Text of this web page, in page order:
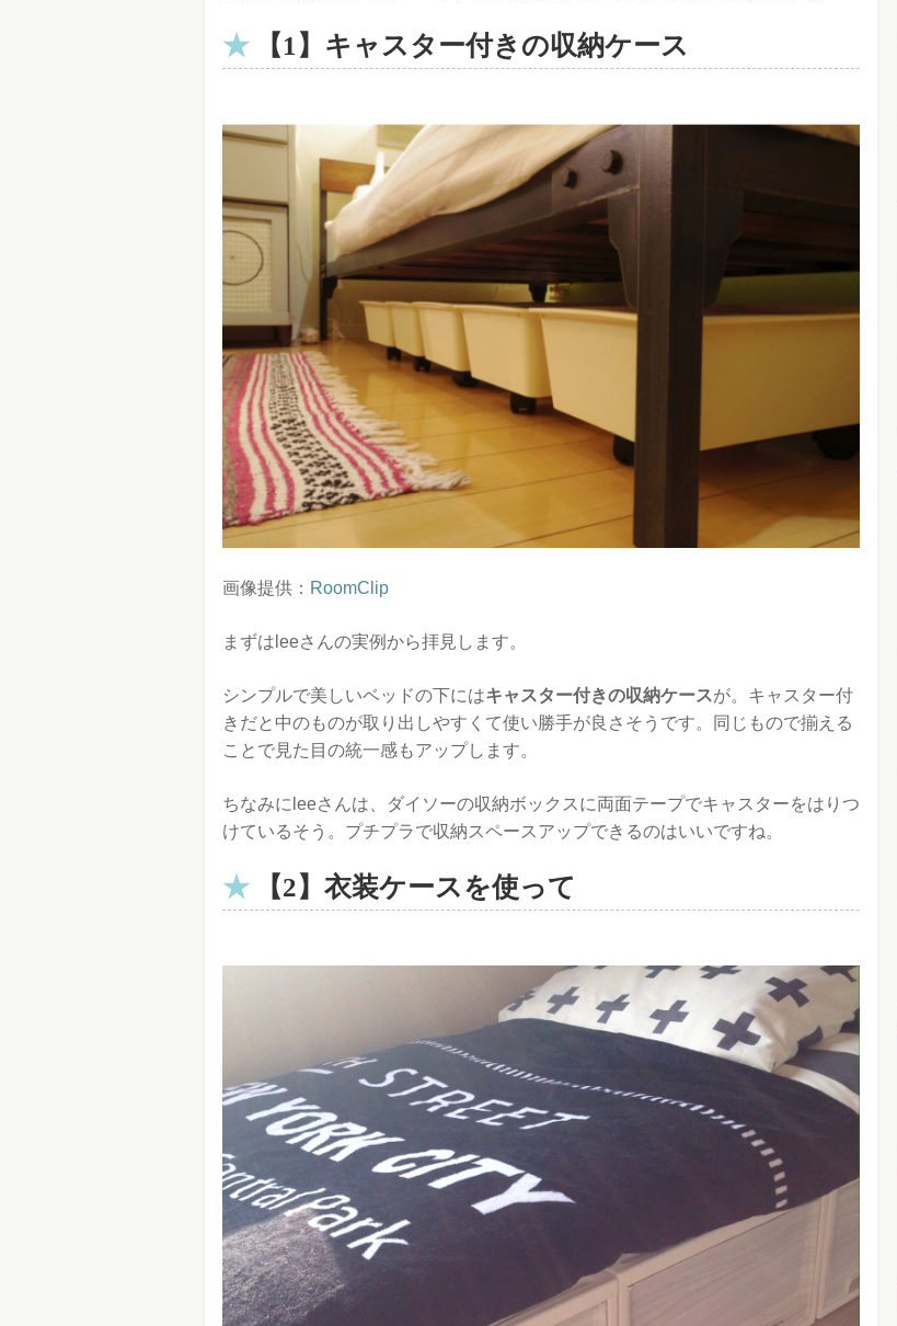
【1】キャスター付きの収納ケース
画像提供： RoomClip
まずはleeさんの実例から拝見します。
シンプルで美しいベッドの下にはキャスター付きの収納ケースが。キャスター付
きだと中のものが取り出しやすくて使い勝手が良さそうです。同じもので揃える
ことで見た目の統一感もアップします。
ちなみにleeさんは、ダイソーの収納ボックスに両面テープでキャスターをはりつ
けているそう。プチプラで収納スペースアップできるのはいいですね。
【2】衣装ケースを使って